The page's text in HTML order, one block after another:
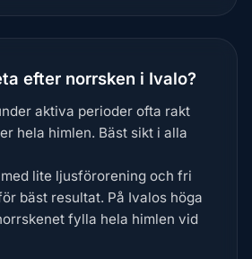
efter norrsken i Ivalo?
aktiva perioder ofta rakt
hela himlen. Bäst sikt i alla
lite ljusförorening och fri
bäst resultat. På Ivalos höga
fylla hela himlen vid